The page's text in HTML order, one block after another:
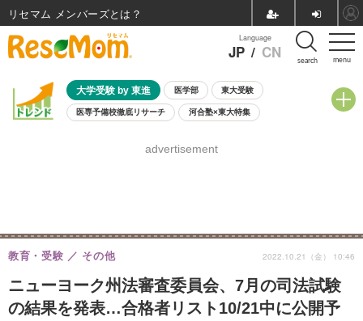
menu
Language
JP / CN search
大学受験 by 東進 医学部 東大受験
医専予備校徹底リサーチ 河合塾×東大特集
8月開催学校説明会・相談会
advertisement
ニューヨーク州法審査委員会、7月の司法試験
の結果を発表…合格者リスト10/21中に公開予
教育・受験 その他 2022.10.21（金） 10:46
リセマム メンバーズ